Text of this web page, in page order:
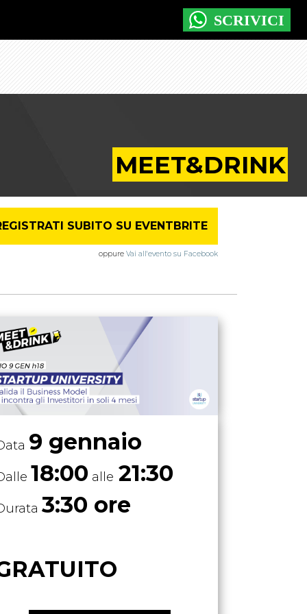
MEET&DRINK
SUBITO SU EVENTBRITE
oppure Vai all'evento su Facebook
9 gennaio
18:00 alle 21:30
3:30 ore